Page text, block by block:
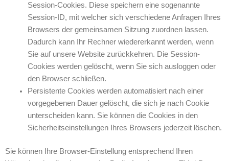
Session-Cookies. Diese speichern eine sogenannte
Session-ID, mit welcher sich verschiedene Anfragen Ihres
Browsers der gemeinsamen Sitzung zuordnen lassen.
Dadurch kann Ihr Rechner wiedererkannt werden, wenn
Sie auf unsere Website zurückkehren. Die Session-
Cookies werden gelöscht, wenn Sie sich ausloggen oder
den Browser schließen.
Persistente Cookies werden automatisiert nach einer
vorgegebenen Dauer gelöscht, die sich je nach Cookie
unterscheiden kann. Sie können die Cookies in den
Sicherheitseinstellungen Ihres Browsers jederzeit löschen.
Sie können Ihre Browser-Einstellung entsprechend Ihren